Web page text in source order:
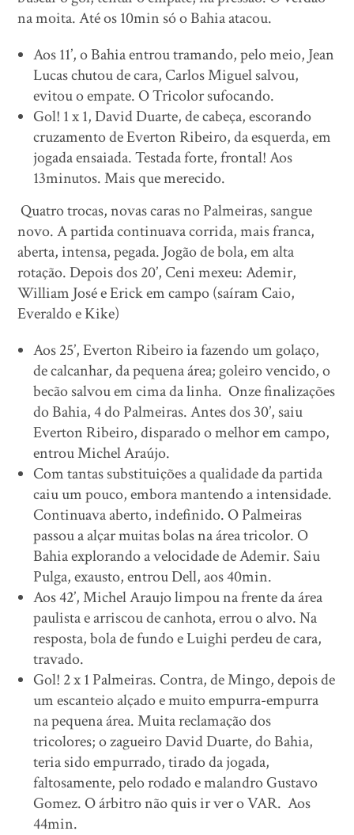
na moita. Até os 10min só o Bahia atacou.
Aos 11’, o Bahia entrou tramando, pelo meio, Jean
Lucas chutou de cara, Carlos Miguel salvou,
evitou o empate. O Tricolor sufocando.
Gol! 1 x 1, David Duarte, de cabeça, escorando
cruzamento de Everton Ribeiro, da esquerda, em
jogada ensaiada. Testada forte, frontal! Aos
13minutos. Mais que merecido.
Quatro trocas, novas caras no Palmeiras, sangue
novo. A partida continuava corrida, mais franca,
aberta, intensa, pegada. Jogão de bola, em alta
rotação. Depois dos 20’, Ceni mexeu: Ademir,
William José e Erick em campo (saíram Caio,
Everaldo e Kike)
Aos 25’, Everton Ribeiro ia fazendo um golaço,
de calcanhar, da pequena área; goleiro vencido, o
becão salvou em cima da linha. Onze finalizações
do Bahia, 4 do Palmeiras. Antes dos 30’, saiu
Everton Ribeiro, disparado o melhor em campo,
entrou Michel Araújo.
Com tantas substituições a qualidade da partida
caiu um pouco, embora mantendo a intensidade.
Continuava aberto, indefinido. O Palmeiras
passou a alçar muitas bolas na área tricolor. O
Bahia explorando a velocidade de Ademir. Saiu
Pulga, exausto, entrou Dell, aos 40min.
Aos 42’, Michel Araujo limpou na frente da área
paulista e arriscou de canhota, errou o alvo. Na
resposta, bola de fundo e Luighi perdeu de cara,
travado.
Gol! 2 x 1 Palmeiras. Contra, de Mingo, depois de
um escanteio alçado e muito empurra-empurra
na pequena área. Muita reclamação dos
tricolores; o zagueiro David Duarte, do Bahia,
teria sido empurrado, tirado da jogada,
faltosamente, pelo rodado e malandro Gustavo
Gomez. O árbitro não quis ir ver o VAR. Aos
44min.